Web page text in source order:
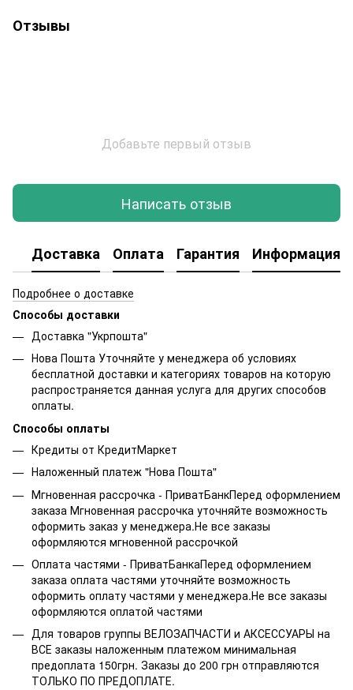
Отзывы
Добавьте первый отзыв
Написать отзыв
Доставка Оплата Гарантия Информация
Подробнее о доставке
Способы доставки
Доставка "Укрпошта"
Нова Пошта Уточняйте у менеджера об условиях
бесплатной доставки и категориях товаров на которую
распространяется данная услуга для других способов
оплаты.
Способы оплаты
Кредиты от КредитМаркет
Наложенный платеж "Нова Пошта"
Мгновенная рассрочка - ПриватБанкПеред оформлением
заказа Мгновенная рассрочка уточняйте возможность
оформить заказ у менеджера.Не все заказы
оформляются мгновенной рассрочкой
Оплата частями - ПриватБанкаПеред оформлением
заказа оплата частями уточняйте возможность
оформить оплату частями у менеджера.Не все заказы
оформляются оплатой частями
Для товаров группы ВЕЛОЗАПЧАСТИ и АКСЕССУАРЫ на
ВСЕ заказы наложенным платежом минимальная
предоплата 150грн. Заказы до 200 грн отправляются
ТОЛЬКО ПО ПРЕДОПЛАТЕ.